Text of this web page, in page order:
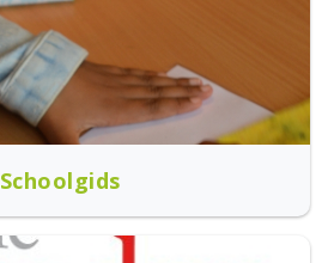
Schoolgids